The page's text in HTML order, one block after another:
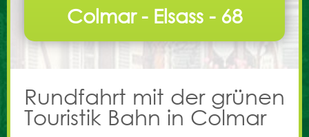
Termine & Preise
Online Reservierung
Kontakt
Colmar - Elsass - 68
Rundfahrt mit der grünen
Touristik Bahn in Colmar